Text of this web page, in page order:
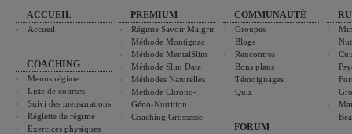
ACCUEIL
Accueil
COACHING
Menus régime
Liste de courses
Suivi des mensurations
Réglette de régime
Exercices physiques
PREMIUM
Régime Savoir Maigrir
Méthode Montignac
Méthode MentalSlim
Méthode Slim Data
Méthodes Naturelles
Méthode Chrono-
Géno-Nutrition
Coaching Grossesse
COMMUNAUTÉ
Groupes
Blogs
Rencontres
Bons plans
Témoignages
Quiz
FORUM